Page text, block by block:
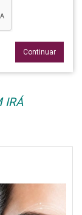
Continuar
IRÁ